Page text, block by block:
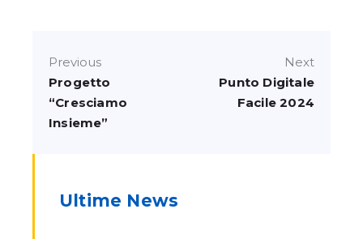
Previous
Progetto
“Cresciamo
Insieme”
Next
Punto Digitale
Facile 2024
Ultime News